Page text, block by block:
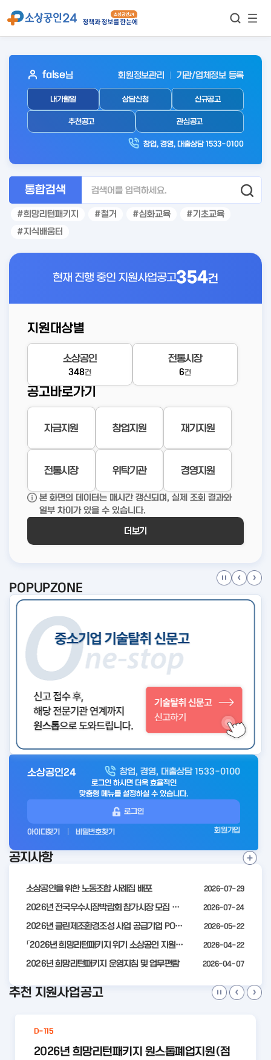
보기
아
웃
로
인
false님 회원정보관리 기관/업체정보 등록
내가할일 상담신청 신규공고
추천공고 관심공고
창업, 경영, 대출상담 1533-0100
통합검색
희망리턴패키지 철거 심화교육
기초교육
지식배움터
현재 진행 중인 지원사업공고354건
지원대상별
소상공인
348건
전통시장
6건
공고바로가기
자금지원 창업지원 재기지원
전통시장 위탁기관 경영지원
본 화면의 데이터는 매시간 갱신되며, 실제 조회 결과와
일부 차이가 있을 수 있습니다.
더보기
POPUPZONE
아
전
소상공인24 창업, 경영, 대출상담 1533-0100
로그인 하시면 더욱 효율적인
맞춤형 메뉴를 설정하실 수 있습니다.
로그인
아이디찾기 비밀번호찾기 회원가입
공지사항
소상공인을 위한 노동조합 사례집 배포 2026-07-29
2026년 전국우수시장박람회 참가시장 모집 공고 2026-07-24
2026년 클린제조환경조성 사업 공급기업 POOL 안내 2026-05-22
「2026년 희망리턴패키지 위기 소상공인 지원」모집 통합 2차 수정 공고 2026-04-22
2026년 희망리턴패키지 운영지침 및 업무편람 2026-04-07
공
추천 지원사업공고
D-115
2026년 희망리턴패키지 원스톱폐업지원(점